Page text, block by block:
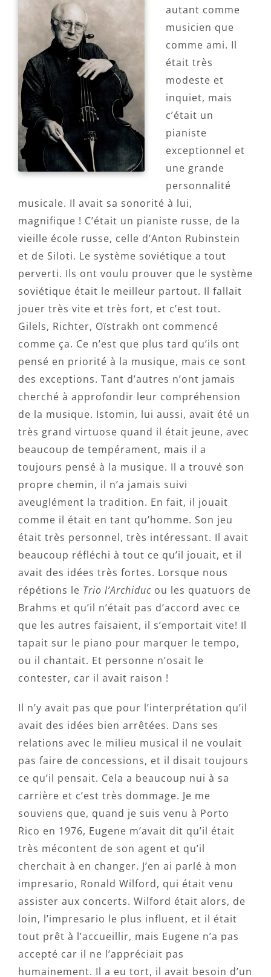
autant comme
musicien que
comme ami. Il
était très
modeste et
inquiet, mais
c’était un
pianiste
exceptionnel et
une grande
personnalité
musicale. Il avait sa sonorité à lui,
magnifique ! C’était un pianiste russe, de la
vieille école russe, celle d’Anton Rubinstein
et de Siloti. Le système soviétique a tout
perverti. Ils ont voulu prouver que le système
soviétique était le meilleur partout. Il fallait
jouer très vite et très fort, et c’est tout.
Gilels, Richter, Oïstrakh ont commencé
comme ça. Ce n’est que plus tard qu’ils ont
pensé en priorité à la musique, mais ce sont
des exceptions. Tant d’autres n’ont jamais
cherché à approfondir leur compréhension
de la musique. Istomin, lui aussi, avait été un
très grand virtuose quand il était jeune, avec
beaucoup de tempérament, mais il a
toujours pensé à la musique. Il a trouvé son
propre chemin, il n’a jamais suivi
aveuglément la tradition. En fait, il jouait
comme il était en tant qu’homme. Son jeu
était très personnel, très intéressant. Il avait
beaucoup réfléchi à tout ce qu’il jouait, et il
avait des idées très fortes. Lorsque nous
répétions le Trio l’Archiduc ou les quatuors de
Brahms et qu’il n’était pas d’accord avec ce
que les autres faisaient, il s’emportait vite! Il
tapait sur le piano pour marquer le tempo,
ou il chantait. Et personne n’osait le
contester, car il avait raison !
Il n’y avait pas que pour l’interprétation qu’il
avait des idées bien arrêtées. Dans ses
relations avec le milieu musical il ne voulait
pas faire de concessions, et il disait toujours
ce qu’il pensait. Cela a beaucoup nui à sa
carrière et c’est très dommage. Je me
souviens que, quand je suis venu à Porto
Rico en 1976, Eugene m’avait dit qu’il était
très mécontent de son agent et qu’il
cherchait à en changer. J’en ai parlé à mon
impresario, Ronald Wilford, qui était venu
assister aux concerts. Wilford était alors, de
loin, l’impresario le plus influent, et il était
tout prêt à l’accueillir, mais Eugene n’a pas
accepté car il ne l’appréciait pas
humainement. Il a eu tort, il avait besoin d’un